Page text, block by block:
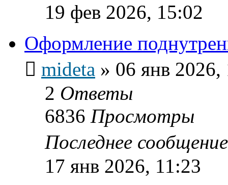
19 фев 2026, 15:02
Оформление
mideta » 06 янв 2026,
2 Ответы
6836 Просмотры
Последнее
17 янв 2026, 11:23